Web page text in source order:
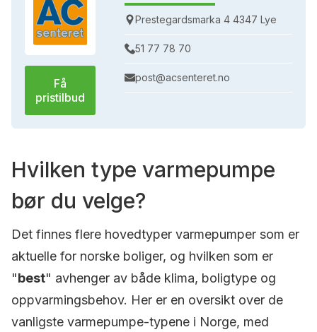
Få
pristilbud
Prestegardsmarka 4 4347 Lye
51 77 78 70
post@acsenteret.no
Hvilken type varmepumpe
bør du velge?
Det finnes flere hovedtyper varmepumper som er
aktuelle for norske boliger, og hvilken som er
"best" avhenger av både klima, boligtype og
oppvarmingsbehov. Her er en oversikt over de
vanligste varmepumpe-typene i Norge, med